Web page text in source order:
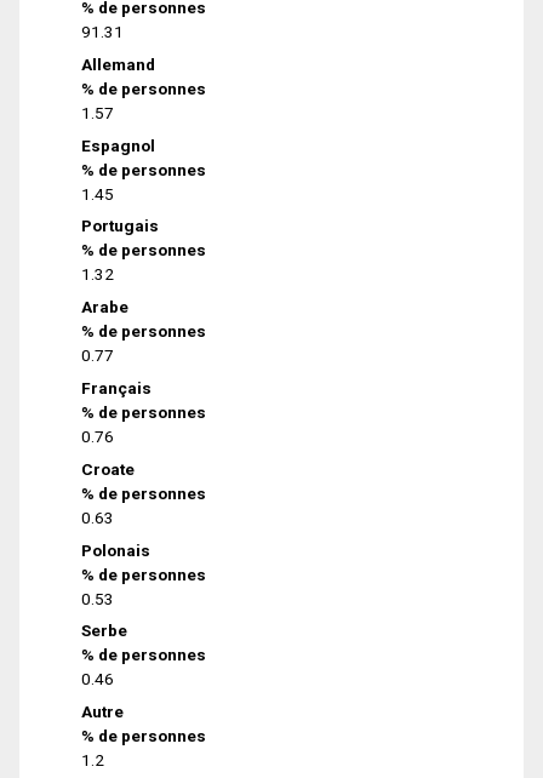
% de personnes
91.31
Allemand
% de personnes
1.57
Espagnol
% de personnes
1.45
Portugais
% de personnes
1.32
Arabe
% de personnes
0.77
Français
% de personnes
0.76
Croate
% de personnes
0.63
Polonais
% de personnes
0.53
Serbe
% de personnes
0.46
Autre
% de personnes
1.2